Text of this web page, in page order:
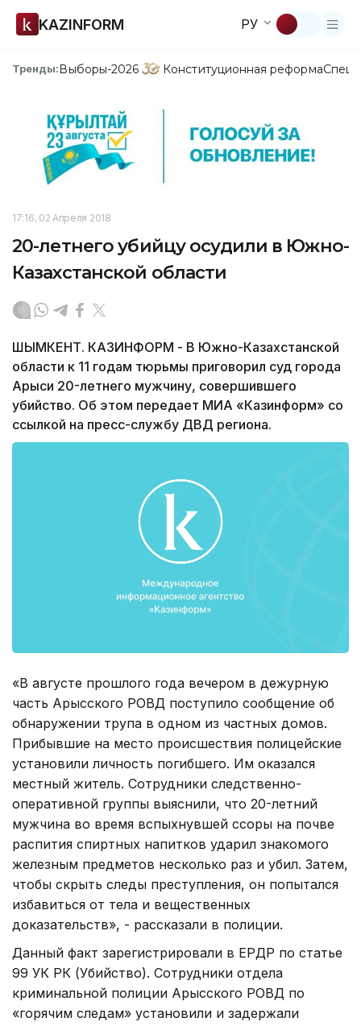
KAZINFORM РУ
Тренды:Выборы-2026 Конституционная реформа
17:16, 02 Апреля 2018
20-летнего убийцу осудили в Южно-
Казахстанской области
ШЫМКЕНТ. КАЗИНФОРМ - В Южно-Казахстанской
области к 11 годам тюрьмы приговорил суд города
Арыси 20-летнего мужчину, совершившего
убийство. Об этом передает МИА «Казинформ» со
ссылкой на пресс-службу ДВД региона.
«В августе прошлого года вечером в дежурную
часть Арысского РОВД поступило сообщение об
обнаружении трупа в одном из частных домов.
Прибывшие на место происшествия полицейские
установили личность погибшего. Им оказался
местный житель. Сотрудники следственно-
оперативной группы выяснили, что 20-летний
мужчина во время вспыхнувшей ссоры на почве
распития спиртных напитков ударил знакомого
железным предметов несколько раз и убил. Затем,
чтобы скрыть следы преступления, он попытался
избавиться от тела и вещественных
доказательств», - рассказали в полиции.
Данный факт зарегистрировали в ЕРДР по статье
99 УК РК (Убийство). Сотрудники отдела
криминальной полиции Арысского РОВД по
«горячим следам» установили и задержали